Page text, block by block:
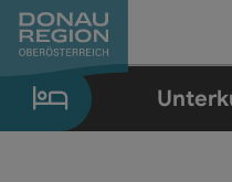
Zum Inhalt
Zur Navigation
Zum Seitenanfang
Zur Kontaktseite
Zum Impressum
Zur Startseite